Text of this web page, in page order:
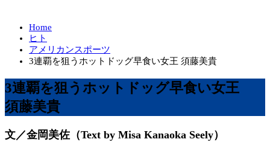
Home
ヒト
アメリカンスポーツ
3連覇を狙うホットドッグ早食い女王 須藤美貴
3連覇を狙うホットドッグ早食い女王
須藤美貴
文／金岡美佐（Text by Misa Kanaoka Seely）